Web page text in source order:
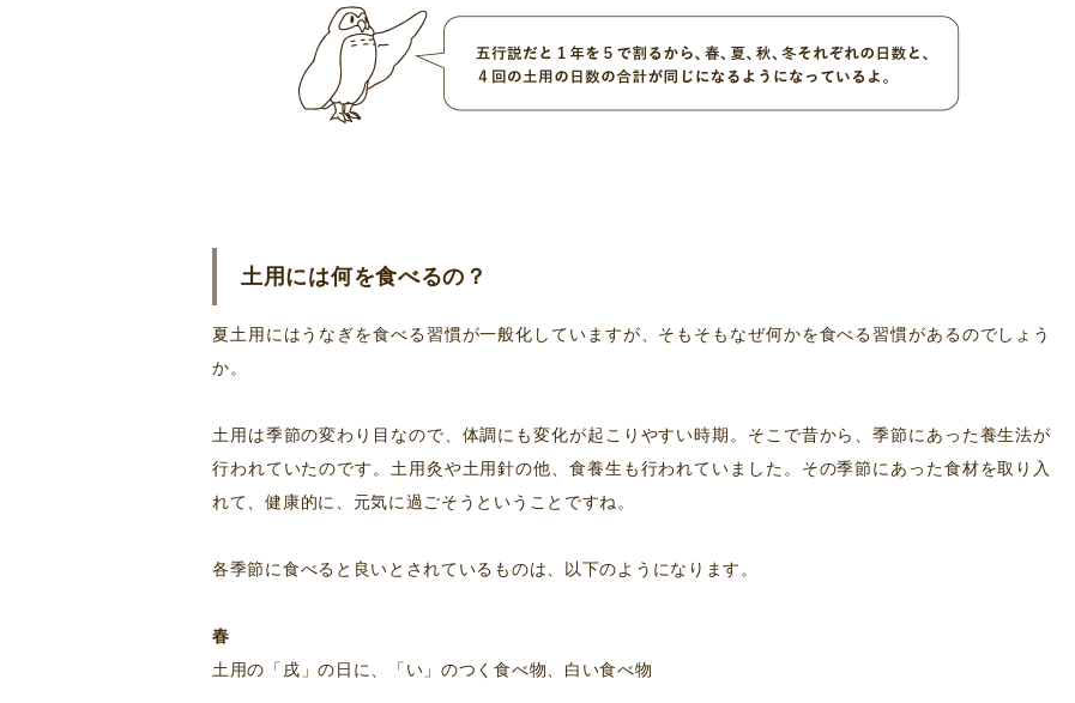
土用には何を食べるの？
夏土用にはうなぎを食べる習慣が一般化していますが、そもそもなぜ何かを食べる習慣があるのでしょう
か。
土用は季節の変わり目なので、体調にも変化が起こりやすい時期。そこで昔から、季節にあった養生法が
行われていたのです。土用灸や土用針の他、食養生も行われていました。 その季節にあった食材を取り入
れて、健康的に、元気に過ごそうということですね。
各季節に食べると良いとされているものは、以下のようになります。
春
土用の「戌」の日に、「い」のつく食べ物、白い食べ物